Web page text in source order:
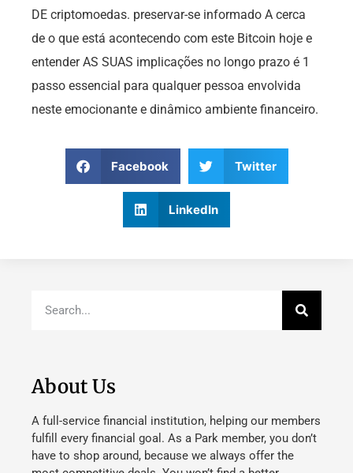
DE criptomoedas. preservar-se informado A cerca
de o que está acontecendo com este Bitcoin hoje e
entender AS SUAS implicações no longo prazo é 1
passo essencial para qualquer pessoa envolvida
neste emocionante e dinâmico ambiente financeiro.
Facebook Twitter
LinkedIn
About Us
A full-service financial institution, helping our members
fulfill every financial goal. As a Park member, you don’t
have to shop around, because we always offer the